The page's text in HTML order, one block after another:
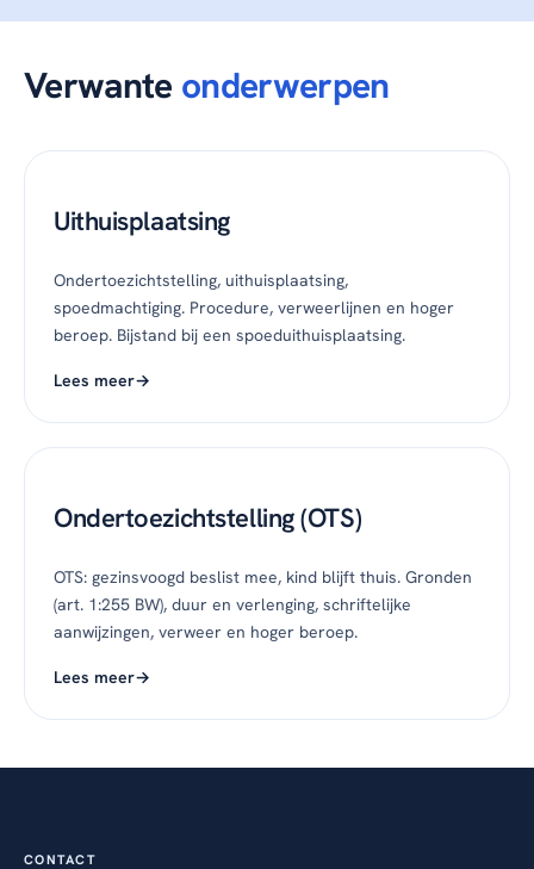
Verwante onderwerpen
Uithuisplaatsing
Ondertoezichtstelling, uithuisplaatsing,
spoedmachtiging. Procedure, verweerlijnen en hoger
beroep. Bijstand bij een spoeduithuisplaatsing.
Lees meer
Ondertoezichtstelling (OTS)
OTS: gezinsvoogd beslist mee, kind blijft thuis. Gronden
(art. 1:255 BW), duur en verlenging, schriftelijke
aanwijzingen, verweer en hoger beroep.
Lees meer
CONTACT